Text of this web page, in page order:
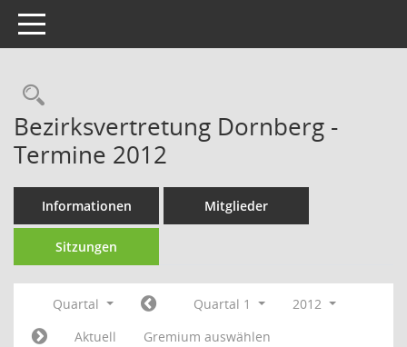
Toggle navigation
Rechercheauswahl
Bezirksvertretung Dornberg -
Termine 2012
Informationen Mitglieder
Sitzungen
Quartal Quartal 1
2012
Aktuell
Gremium auswählen